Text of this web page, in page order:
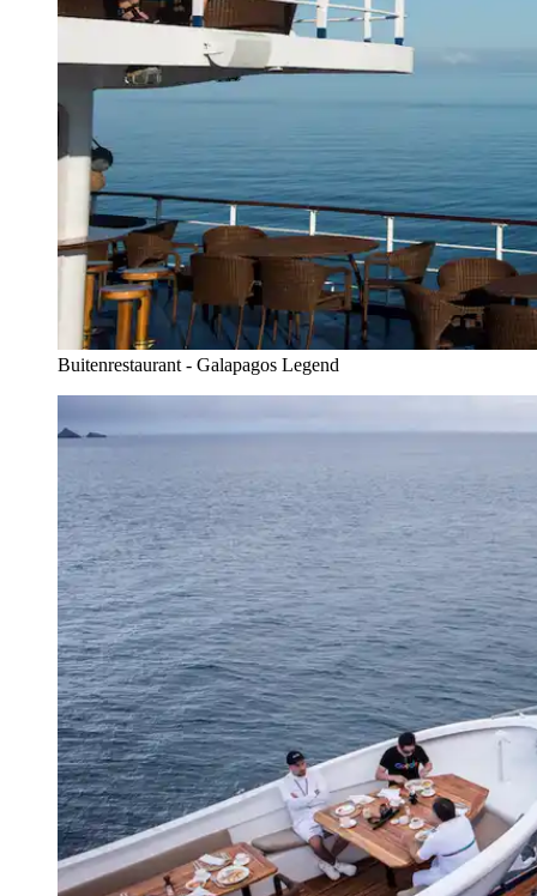
Buitenrestaurant - Galapagos Legend